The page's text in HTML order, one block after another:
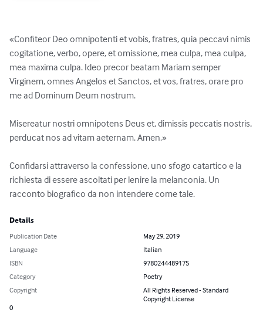
«Confiteor Deo omnipotenti et vobis, fratres, quia peccavi nimis
cogitatione, verbo, opere, et omissione, mea culpa, mea culpa,
mea maxima culpa. Ideo precor beatam Mariam semper
Virginem, omnes Angelos et Sanctos, et vos, fratres, orare pro
me ad Dominum Deum nostrum.
Misereatur nostri omnipotens Deus et, dimissis peccatis nostris,
perducat nos ad vitam aeternam. Amen.»
Confidarsi attraverso la confessione, uno sfogo catartico e la
richiesta di essere ascoltati per lenire la melanconia. Un
racconto biografico da non intendere come tale.
Details
Publication Date
May 29, 2019
Language
Italian
ISBN
9780244489175
Category
Poetry
Copyright
All Rights Reserved - Standard
Copyright License
0